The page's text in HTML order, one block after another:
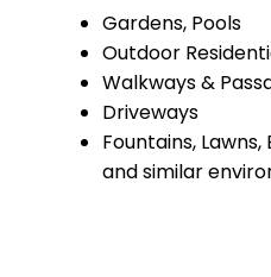
Gardens, Pools
Outdoor
Walkways &
Driveways
Fountains,
and similar